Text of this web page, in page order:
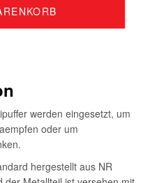
werden eingesetzt, um
oder um
hergestellt aus NR